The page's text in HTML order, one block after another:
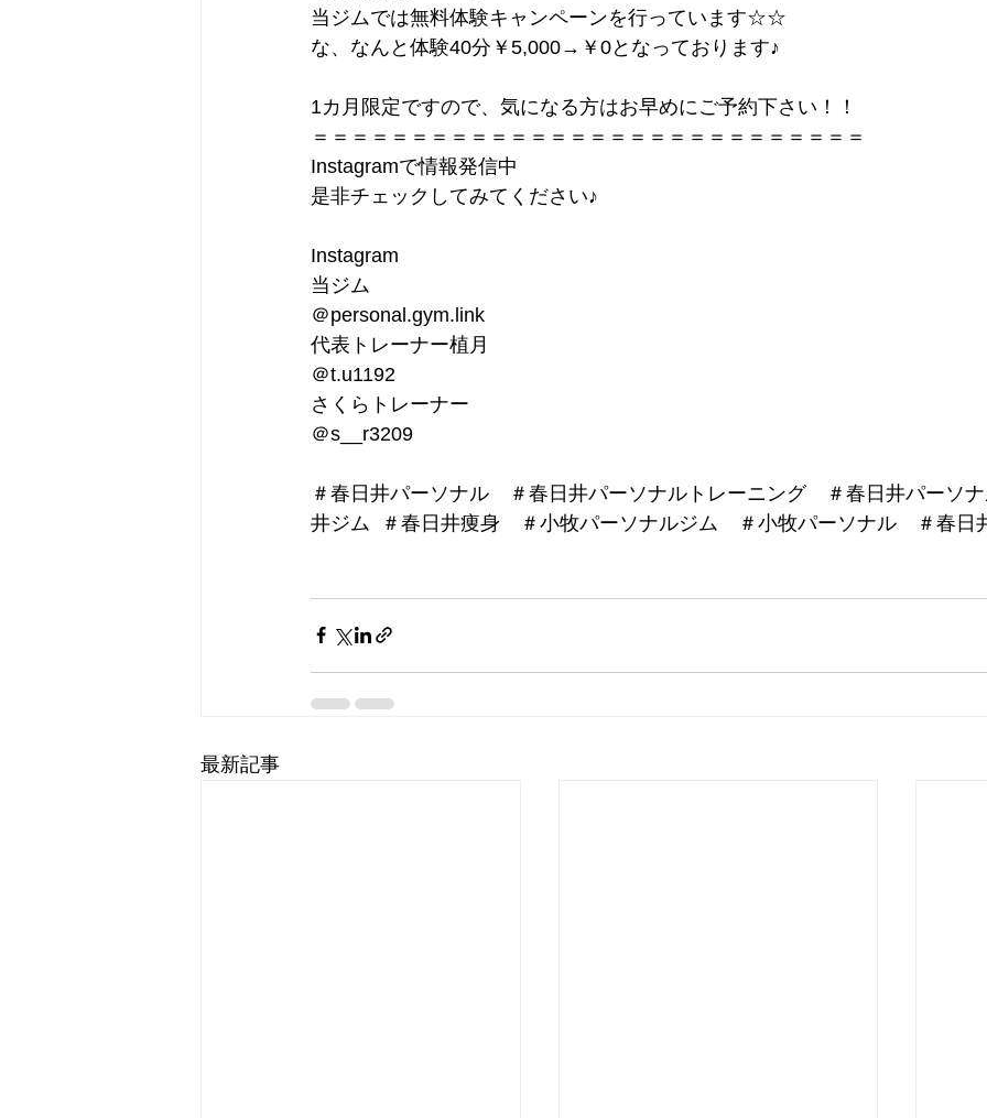
当ジムでは無料体験キャンペーンを行っています☆☆
な、なんと体験40分￥5,000→￥0となっております♪
1カ月限定ですので、気になる方はお早めにご予約下さい！！
＝＝＝＝＝＝＝＝＝＝＝＝＝＝＝＝＝＝＝＝＝＝＝＝＝＝＝＝
Instagramで情報発信中
是非チェックしてみてください♪
Instagram
当ジム
＠personal.gym.link
代表トレーナー植月
＠t.u1192
さくらトレーナー
＠s__r3209
＃春日井パーソナル　＃春日井パーソナルトレーニング　＃春日井パーソ
井ジム  ＃春日井痩身　＃小牧パーソナルジム　＃小牧パーソナル　＃春
最新記事